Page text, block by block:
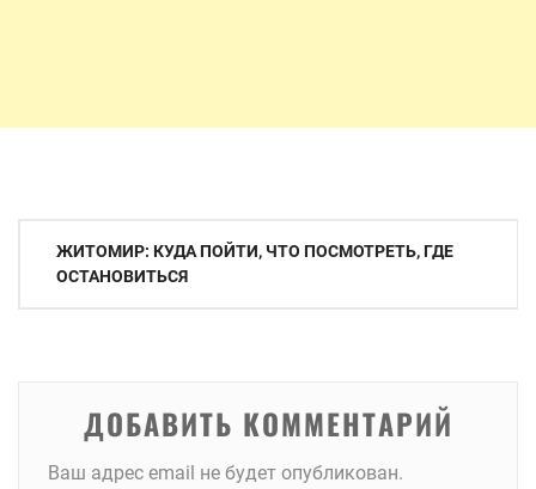
Навигация
ЖИТОМИР: КУДА ПОЙТИ, ЧТО ПОСМОТРЕТЬ, ГДЕ
ОСТАНОВИТЬСЯ
ДОБАВИТЬ КОММЕНТАРИЙ
Ваш адрес email не будет опубликован.